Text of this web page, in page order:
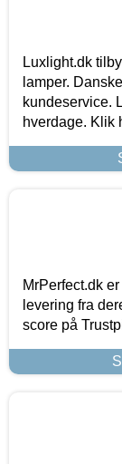
Luxlight.dk
lamper.
kundeservice.
hverdage. Klik
MrPerfect.dk
levering fra
score på